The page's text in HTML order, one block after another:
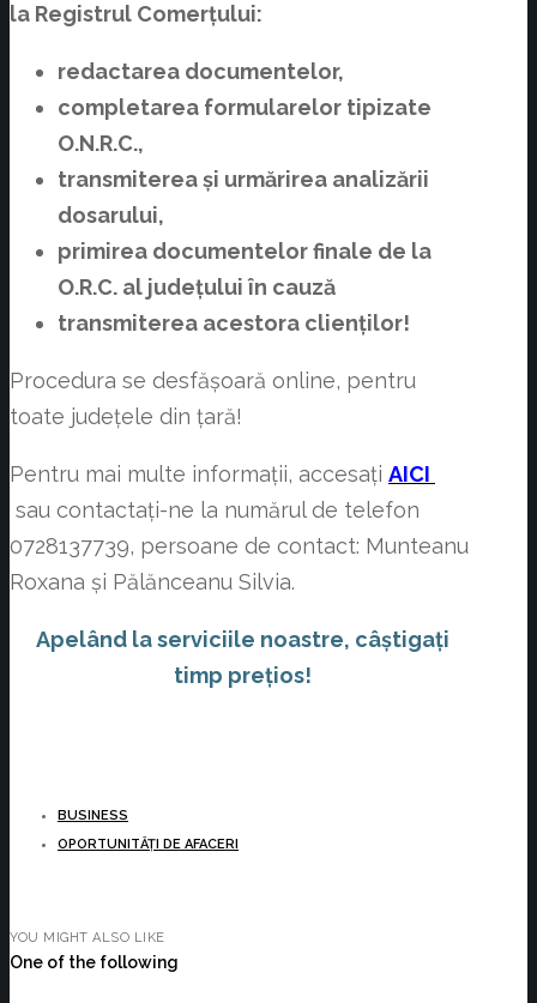
la Registrul Comerțului:
redactarea documentelor,
completarea formularelor tipizate
O.N.R.C.,
transmiterea și urmărirea analizării
dosarului,
primirea documentelor finale de la
O.R.C. al județului în cauză
transmiterea acestora clienților!
Procedura se desfășoară online, pentru
toate județele din țară!
Pentru mai multe informații, accesați AICI
sau contactați-ne la numărul de telefon
0728137739, persoane de contact: Munteanu
Roxana și Pălănceanu Silvia.
Apelând la serviciile noastre, câștigați
timp prețios!
BUSINESS
OPORTUNITĂȚI DE AFACERI
YOU MIGHT ALSO LIKE
One of the following